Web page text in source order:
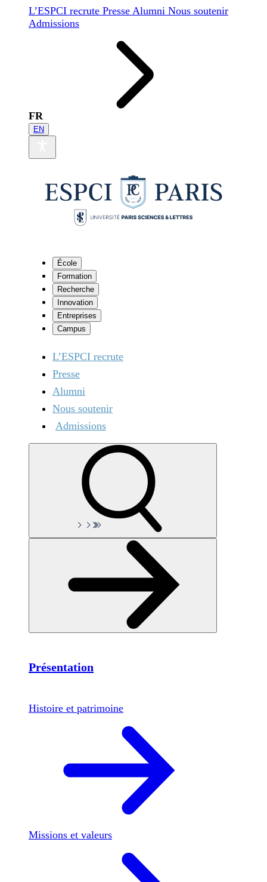
L’ESPCI recrute Presse Alumni Nous soutenir
Admissions
FR
EN
École
Formation
Recherche
Innovation
Entreprises
Campus
L’ESPCI recrute
Presse
Alumni
Nous soutenir
Admissions
Présentation
Histoire et patrimoine
Missions et valeurs